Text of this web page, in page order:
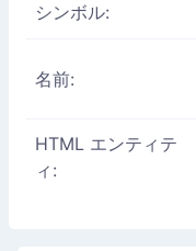
シンボル:
名前:
HTML エンティテ
ィ: